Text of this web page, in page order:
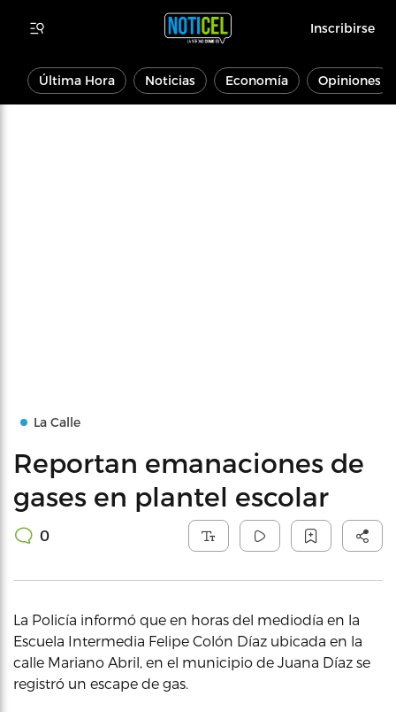
Inscribirse
Última Hora Noticias Economía Opiniones
La Calle
Reportan emanaciones de
gases en plantel escolar
0
La Policía informó que en horas del mediodía en la
Escuela Intermedia Felipe Colón Díaz ubicada en la
calle Mariano Abril, en el municipio de Juana Díaz se
registró un escape de gas.